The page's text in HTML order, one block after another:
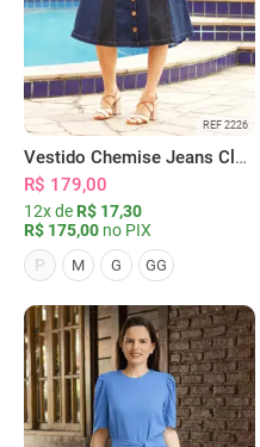
REF 2226
Vestido Chemise Jeans Clássica Serena
R$ 179,00
12x de R$ 17,30
R$ 175,00 no PIX
P
M G GG